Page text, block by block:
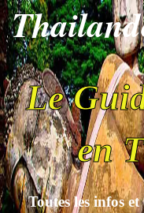
Le
en
Toutes les infos